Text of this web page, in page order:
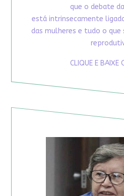
que o debate
está intrinsecamente
das mulheres e tudo o
CLIQUE E BAIXE